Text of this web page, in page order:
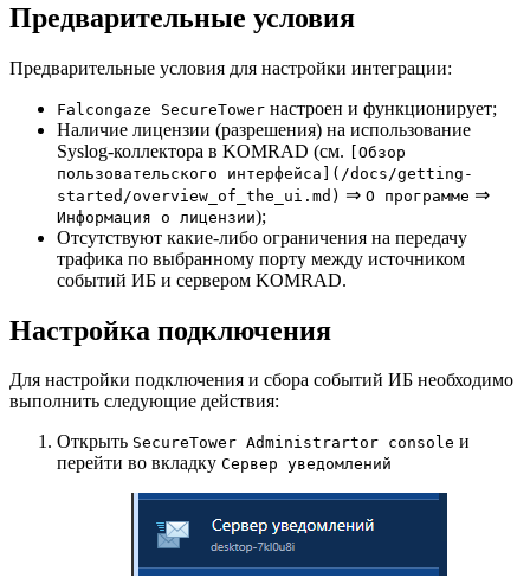
Предварительные условия
Предварительные условия для настройки интеграции:
Falcongaze SecureTower настроен и функционирует;
Наличие лицензии (разрешения) на использование
Syslog-коллектора в KOMRAD (см. [Обзор
пользовательского интерфейса](/docs/getting-
started/overview_of_the_ui.md) ⇒ О программе ⇒
Информация о лицензии);
Отсутствуют какие-либо ограничения на передачу
трафика по выбранному порту между источником
событий ИБ и сервером KOMRAD.
Настройка подключения
Для настройки подключения и сбора событий ИБ необходимо
выполнить следующие действия:
Открыть SecureTower Administrartor console и
перейти во вкладку Сервер уведомлений